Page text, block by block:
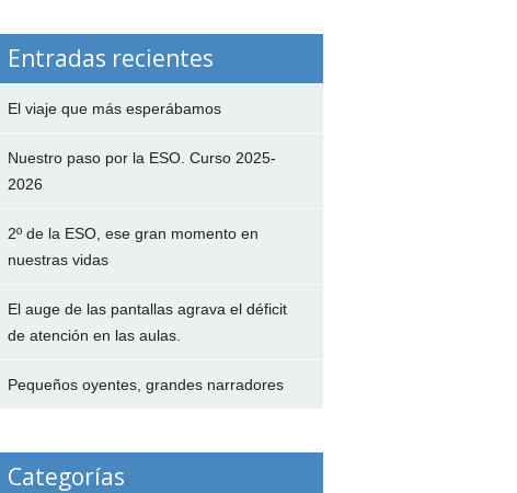
Entradas recientes
El viaje que más esperábamos
Nuestro paso por la ESO. Curso 2025-
2026
2º de la ESO, ese gran momento en
nuestras vidas
El auge de las pantallas agrava el déficit
de atención en las aulas.
Pequeños oyentes, grandes narradores
Categorías